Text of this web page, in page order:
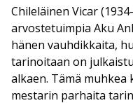
Chileläinen Vicar
arvostetuimpia Aku
hänen vauhdikkaita,
tarinoitaan on
alkaen. Tämä
mestarin parhaita